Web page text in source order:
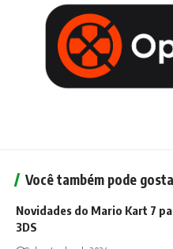
Você também pode
Novidades do Mario Kart 7
3DS